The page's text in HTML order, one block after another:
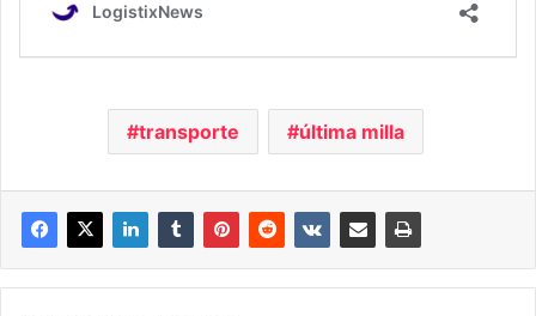
transporte última milla